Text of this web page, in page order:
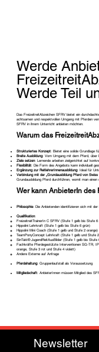
Werde
Werde Teil
Das FreizeitreitAbzeichen SFRV bietet ein
achtsamen und respektvollen Umgang mit Pferden
SFRV in ihrem Unterricht anbieten möchten.
Warum das
Strukturiertes Konzept: Bietet eine solide Grundlage
Breite Ausbildung: Vom Umgang mit dem Pferd, über
Ziele setzen: Lernende arbeiten zielgerichtet auf
Flexibilität: Die Form des Angebots kann individuell
Ergänzung zur ReitlehrerInnenausbildung: Ideal für
Verbindung mit der „Grundausbildung Pferd von Swiss
Grundausbildung Pferd durchführen, womit man einen
Wer kann AnbieterIn des
Philosophie: Die Anbietenden identifizieren sich mit
Qualifikation:
FreizeitreitTrainerIn C SFRV (Stufe 1 gelb bis Stufe 6
Hippolini Lehrkraft (Stufe 1 gelb bis Stufe 6 grün)
Hippolini Mini Coach (Stufe 1 gelb und Stufe 2 orange)
TeamPonyConcept Lehrkraft (Stufe 1 gelb und Stufe
SinTakt® JugendReitAusBilder (Stufe 1 gelb bis Stufe
Fachkräfte Pferdegestützte Interventionen SG-TR,
orange, Stufe 3 rot und Stufe 4 violett)
Andere Externe auf Anfrage
Pferdehaltung: Gruppenlaufstall als Voraussetzung
Mitgliedschaft: AnbieterInnen müssen Mitglied des
Newsletter